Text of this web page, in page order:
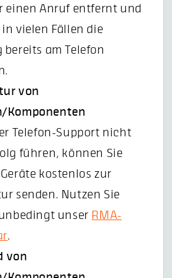
einen Anruf entfernt und
vielen Fällen die
bereits am Telefon
von
Komponenten
Telefon-Support nicht
führen, können Sie
kostenlos zur
senden. Nutzen Sie
unser RMA-
.
von